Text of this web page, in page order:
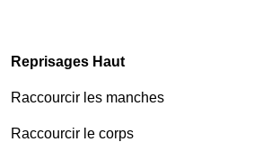
Reprisages Haut
Raccourcir les manches
Raccourcir le corps